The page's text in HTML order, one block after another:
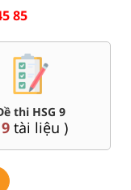
85
thi HSG 9
9tài liệu )